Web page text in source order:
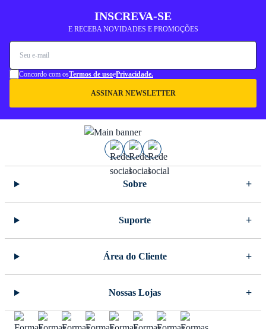
INSCREVA-SE
E RECEBA NOVIDADES E PROMOÇÕES
Concordo com osTermos de usoePrivacidade.
ASSINAR NEWSLETTER
Sobre
Suporte
Área do Cliente
Nossas Lojas